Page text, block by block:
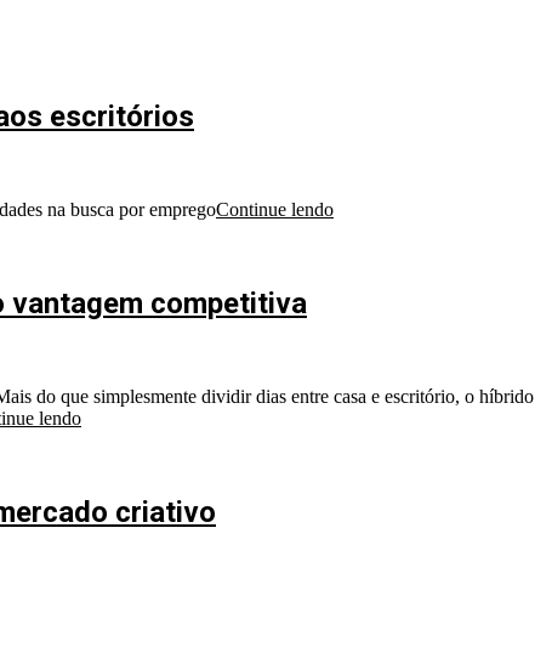
escritórios
na busca por empregoContinue lendo
vantagem competitiva
do que simplesmente dividir dias entre casa e escritório, o híbrido
lendo
criativo